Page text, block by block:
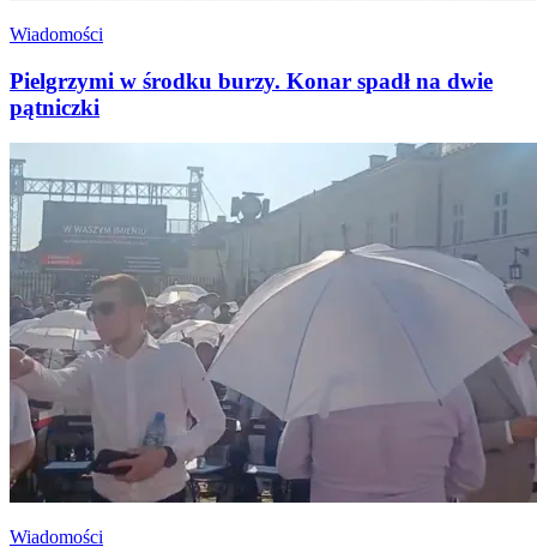
Wiadomości
Pielgrzymi w środku burzy. Konar spadł na dwie
pątniczki
Wiadomości